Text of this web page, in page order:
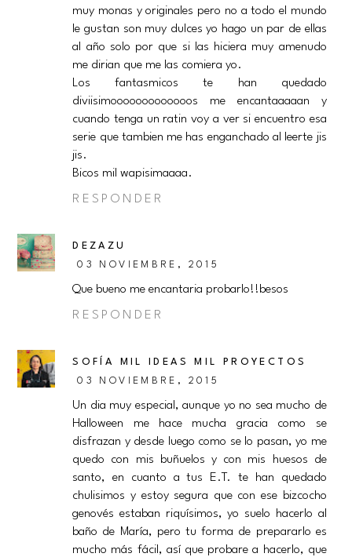
muy monas y originales pero no a todo el mundo
le gustan son muy dulces yo hago un par de ellas
al año solo por que si las hiciera muy amenudo
me dirian que me las comiera yo.
Los fantasmicos te han quedado
diviisimooooooooooooos me encantaaaaan y
cuando tenga un ratin voy a ver si encuentro esa
serie que tambien me has enganchado al leerte jis
jis.
Bicos mil wapisimaaaa.
RESPONDER
DEZAZU
03 NOVIEMBRE, 2015
Que bueno me encantaria probarlo!!besos
RESPONDER
SOFÍA MIL IDEAS MIL PROYECTOS
03 NOVIEMBRE, 2015
Un dia muy especial, aunque yo no sea mucho de
Halloween me hace mucha gracia como se
disfrazan y desde luego como se lo pasan, yo me
quedo con mis buñuelos y con mis huesos de
santo, en cuanto a tus E.T. te han quedado
chulisimos y estoy segura que con ese bizcocho
genovés estaban riquísimos, yo suelo hacerlo al
baño de María, pero tu forma de prepararlo es
mucho más fácil, así que probare a hacerlo, que